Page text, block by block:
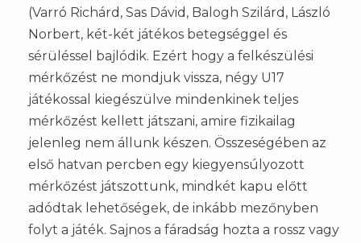
(Varró Richárd, Sas Dávid, Balogh Szilárd, László
Norbert, két-két játékos betegséggel és
sérüléssel bajlódik. Ezért hogy a felkészülési
mérkőzést ne mondjuk vissza, négy U17
játékossal kiegészülve mindenkinek teljes
mérkőzést kellett játszani, amire fizikailag
jelenleg nem állunk készen. Összeségében az
első hatvan percben egy kiegyensúlyozott
mérkőzést játszottunk, mindkét kapu előtt
adódtak lehetőségek, de inkább mezőnyben
folyt a játék. Sajnos a fáradság hozta a rossz vagy